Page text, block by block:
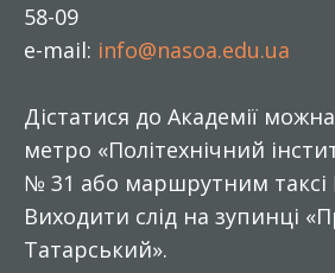
58-09
e-mail: info@nasoa.edu.ua
Дістатися до Академії можна
метро «Політехнічний
№ 31 або маршрутним таксі
Виходити слід на зупинці
Татарський».